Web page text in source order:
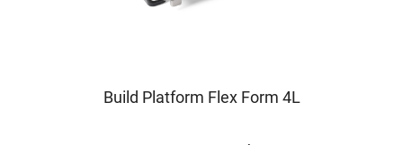
Build Platform Flex Form 4L